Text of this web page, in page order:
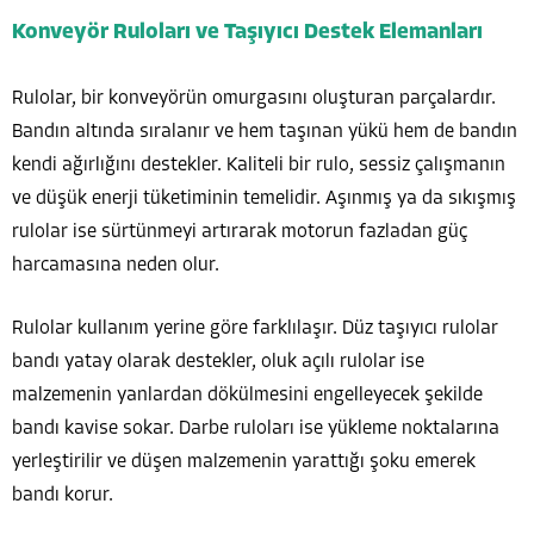
Konveyör Ruloları ve Taşıyıcı Destek Elemanları
Rulolar, bir konveyörün omurgasını oluşturan parçalardır.
Bandın altında sıralanır ve hem taşınan yükü hem de bandın
kendi ağırlığını destekler. Kaliteli bir rulo, sessiz çalışmanın
ve düşük enerji tüketiminin temelidir. Aşınmış ya da sıkışmış
rulolar ise sürtünmeyi artırarak motorun fazladan güç
harcamasına neden olur.
Rulolar kullanım yerine göre farklılaşır. Düz taşıyıcı rulolar
bandı yatay olarak destekler, oluk açılı rulolar ise
malzemenin yanlardan dökülmesini engelleyecek şekilde
bandı kavise sokar. Darbe ruloları ise yükleme noktalarına
yerleştirilir ve düşen malzemenin yarattığı şoku emerek
bandı korur.